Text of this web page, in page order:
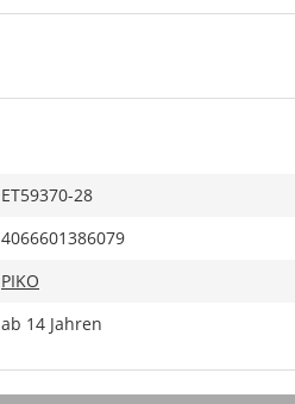
ET59370-28
4066601386079
PIKO
ab 14 Jahren